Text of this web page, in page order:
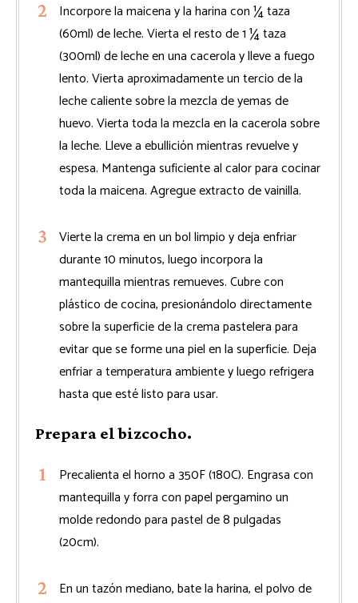
Incorpore la maicena y la harina con ¼ taza
(60ml) de leche. Vierta el resto de 1 ¼ taza
(300ml) de leche en una cacerola y lleve a fuego
lento. Vierta aproximadamente un tercio de la
leche caliente sobre la mezcla de yemas de
huevo. Vierta toda la mezcla en la cacerola sobre
la leche. Lleve a ebullición mientras revuelve y
espesa. Mantenga suficiente al calor para cocinar
toda la maicena. Agregue extracto de vainilla.
Vierte la crema en un bol limpio y deja enfriar
durante 10 minutos, luego incorpora la
mantequilla mientras remueves. Cubre con
plástico de cocina, presionándolo directamente
sobre la superficie de la crema pastelera para
evitar que se forme una piel en la superficie. Deja
enfriar a temperatura ambiente y luego refrigera
hasta que esté listo para usar.
Prepara el bizcocho.
Precalienta el horno a 350F (180C). Engrasa con
mantequilla y forra con papel pergamino un
molde redondo para pastel de 8 pulgadas
(20cm).
En un tazón mediano, bate la harina, el polvo de